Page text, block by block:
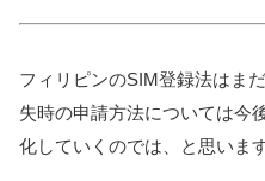
フィリピンのSIM登録法はま
失時の申請方法については今
化していくのでは、と思います